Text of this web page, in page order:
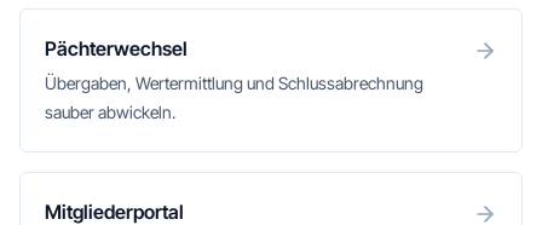
Pächterwechsel
Übergaben, Wertermittlung und Schlussabrechnung
sauber abwickeln.
Mitgliederportal